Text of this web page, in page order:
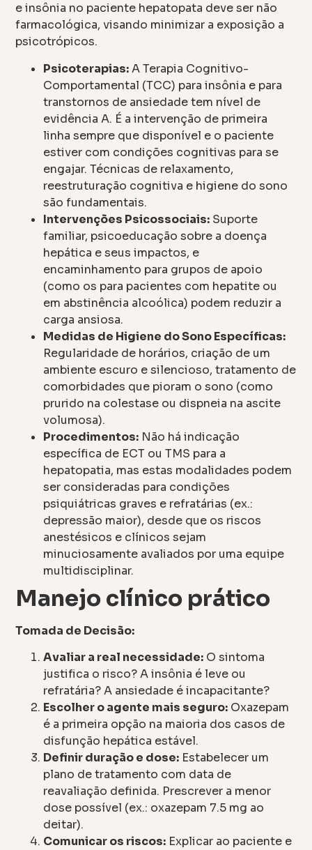
e insônia no paciente hepatopata deve ser não
farmacológica, visando minimizar a exposição a
psicotrópicos.
Psicoterapias:A Terapia Cognitivo-
Comportamental (TCC) para insônia e para
transtornos de ansiedade tem nível de
evidência A. É a intervenção de primeira
linha sempre que disponível e o paciente
estiver com condições cognitivas para se
engajar. Técnicas de relaxamento,
reestruturação cognitiva e higiene do sono
são fundamentais.
Intervenções Psicossociais: Suporte
familiar, psicoeducação sobre a doença
hepática e seus impactos, e
encaminhamento para grupos de apoio
(como os para pacientes com hepatite ou
em abstinência alcoólica) podem reduzir a
carga ansiosa.
Medidas de Higiene do Sono Específicas:
Regularidade de horários, criação de um
ambiente escuro e silencioso, tratamento de
comorbidades que pioram o sono (como
prurido na colestase ou dispneia na ascite
volumosa).
Procedimentos: Não há indicação
específica de ECT ou TMS para a
hepatopatia, mas estas modalidades podem
ser consideradas para condições
psiquiátricas graves e refratárias (ex.:
depressão maior), desde que os riscos
anestésicos e clínicos sejam
minuciosamente avaliados por uma equipe
multidisciplinar.
Manejo clínico prático
Tomada de Decisão:
Avaliar a real necessidade: O sintoma
justifica o risco? A insônia é leve ou
refratária? A ansiedade é incapacitante?
Escolher o agente mais seguro: Oxazepam
é a primeira opção na maioria dos casos de
disfunção hepática estável.
Definir duração e dose: Estabelecer um
plano de tratamento com data de
reavaliação definida. Prescrever a menor
dose possível (ex.: oxazepam 7.5 mg ao
deitar).
Comunicar os riscos: Explicar ao paciente e